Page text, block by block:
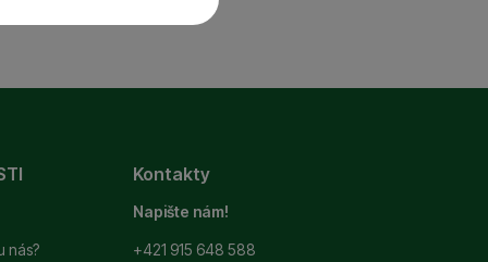
zapamätať vaše
je chat a podobne.
nás?
Kontakty
Napište nám!
+421 915 648 588